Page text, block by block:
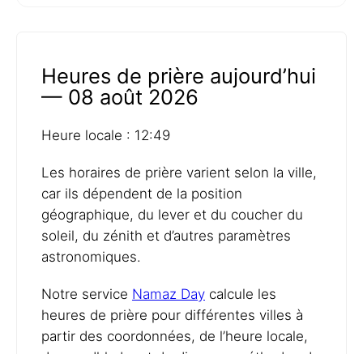
Heures de prière aujourd’hui
— 08 août 2026
Heure locale : 12:49
Les horaires de prière varient selon la ville,
car ils dépendent de la position
géographique, du lever et du coucher du
soleil, du zénith et d’autres paramètres
astronomiques.
Notre service Namaz Day calcule les
heures de prière pour différentes villes à
partir des coordonnées, de l’heure locale,